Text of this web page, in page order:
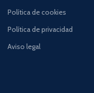
Política de cookies
Política de privacidad
Aviso legal